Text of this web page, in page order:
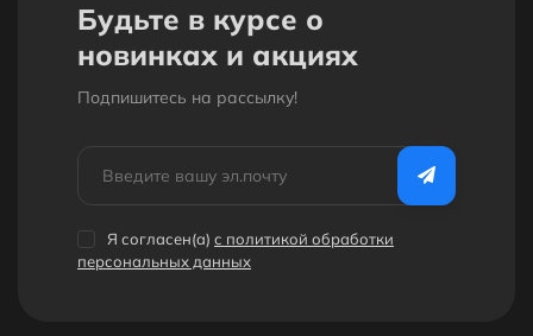
Будьте в курсе о
новинках и акциях
Подпишитесь на рассылкy!
Я согласен(a) с политикой обработки
персональных данных